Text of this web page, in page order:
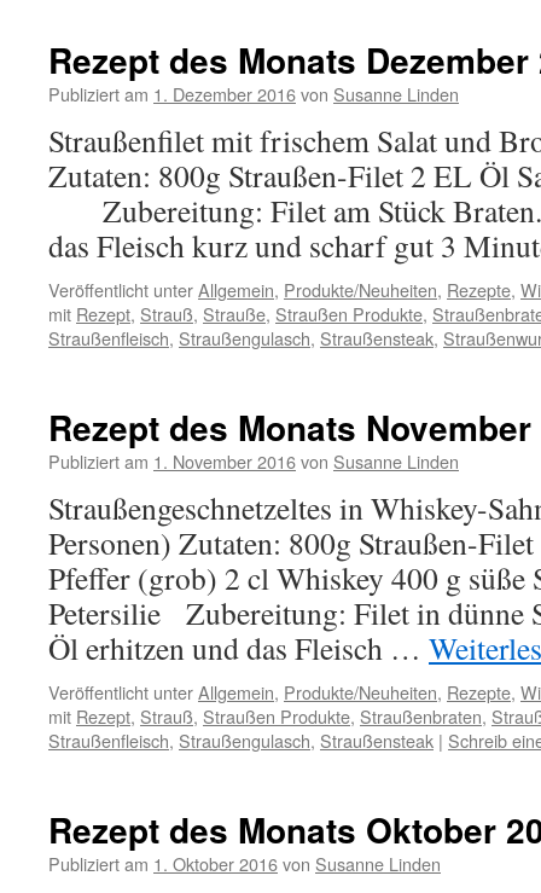
Rezept des Monats Dezember
Publiziert am 1. Dezember 2016von Susanne Linden
Straußenfilet mit frischem Salat und
Zutaten: 800g Straußen-Filet 2 EL Öl
Zubereitung: Filet am Stück
das Fleisch kurz und scharf gut 3
Veröffentlicht unterAllgemein, Produkte/Neuheiten, Rezepte,
mit Rezept, Strauß, Strauße, Straußen Produkte,
Straußenfleisch, Straußengulasch, Straußensteak,
Rezept des Monats November
Publiziert am 1. November 2016von Susanne Linden
Straußengeschnetzeltes in Whiskey-
Personen) Zutaten: 800g Straußen-
Pfeffer (grob) 2 cl Whiskey 400 g süße
Petersilie Zubereitung: Filet in dünne
Öl erhitzen und das Fleisch …
Veröffentlicht unterAllgemein, Produkte/Neuheiten, Rezepte,
mit Rezept, Strauß, Straußen Produkte, Straußenbraten,
Straußenfleisch, Straußengulasch, Straußensteak | Schreib
Rezept des Monats Oktober
Publiziert am 1. Oktober 2016von Susanne Linden